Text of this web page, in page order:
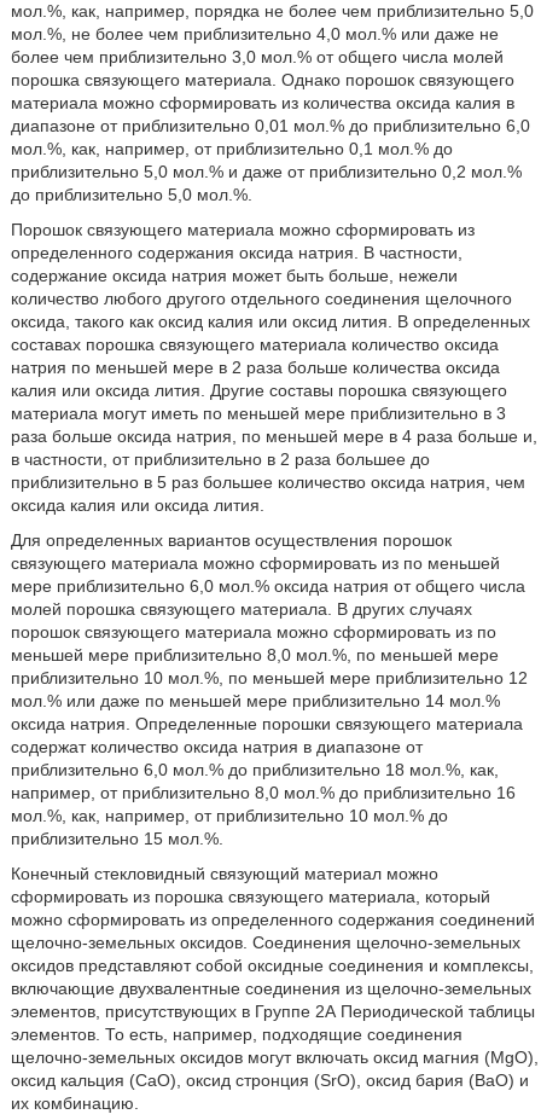
мол.%, как, например, порядка не более чем приблизительно 5,0
мол.%, не более чем приблизительно 4,0 мол.% или даже не
более чем приблизительно 3,0 мол.% от общего числа молей
порошка связующего материала. Однако порошок связующего
материала можно сформировать из количества оксида калия в
диапазоне от приблизительно 0,01 мол.% до приблизительно 6,0
мол.%, как, например, от приблизительно 0,1 мол.% до
приблизительно 5,0 мол.% и даже от приблизительно 0,2 мол.%
до приблизительно 5,0 мол.%.
Порошок связующего материала можно сформировать из
определенного содержания оксида натрия. В частности,
содержание оксида натрия может быть больше, нежели
количество любого другого отдельного соединения щелочного
оксида, такого как оксид калия или оксид лития. В определенных
составах порошка связующего материала количество оксида
натрия по меньшей мере в 2 раза больше количества оксида
калия или оксида лития. Другие составы порошка связующего
материала могут иметь по меньшей мере приблизительно в 3
раза больше оксида натрия, по меньшей мере в 4 раза больше и,
в частности, от приблизительно в 2 раза большее до
приблизительно в 5 раз большее количество оксида натрия, чем
оксида калия или оксида лития.
Для определенных вариантов осуществления порошок
связующего материала можно сформировать из по меньшей
мере приблизительно 6,0 мол.% оксида натрия от общего числа
молей порошка связующего материала. В других случаях
порошок связующего материала можно сформировать из по
меньшей мере приблизительно 8,0 мол.%, по меньшей мере
приблизительно 10 мол.%, по меньшей мере приблизительно 12
мол.% или даже по меньшей мере приблизительно 14 мол.%
оксида натрия. Определенные порошки связующего материала
содержат количество оксида натрия в диапазоне от
приблизительно 6,0 мол.% до приблизительно 18 мол.%, как,
например, от приблизительно 8,0 мол.% до приблизительно 16
мол.%, как, например, от приблизительно 10 мол.% до
приблизительно 15 мол.%.
Конечный стекловидный связующий материал можно
сформировать из порошка связующего материала, который
можно сформировать из определенного содержания соединений
щелочно-земельных оксидов. Соединения щелочно-земельных
оксидов представляют собой оксидные соединения и комплексы,
включающие двухвалентные соединения из щелочно-земельных
элементов, присутствующих в Группе 2А Периодической таблицы
элементов. То есть, например, подходящие соединения
щелочно-земельных оксидов могут включать оксид магния (MgO),
оксид кальция (СаО), оксид стронция (SrO), оксид бария (ВаО) и
их комбинацию.